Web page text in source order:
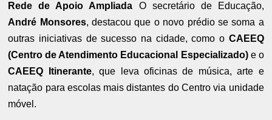
Rede de Apoio Ampliada O secretário de Educação,
André Monsores, destacou que o novo prédio se soma a
outras iniciativas de sucesso na cidade, como o CAEEQ
(Centro de Atendimento Educacional Especializado)e o
CAEEQ Itinerante, que leva oficinas de música, arte e
natação para escolas mais distantes do Centro via unidade
móvel.